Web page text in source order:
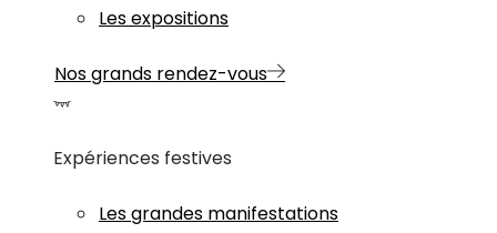
Les expositions
Nos grands rendez-vous
Expériences festives
Les grandes manifestations